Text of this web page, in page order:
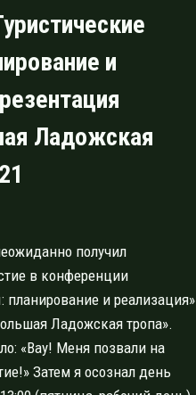
и
Ладожская
получил
в конференции
планирование и реализация»
Ладожская тропа».
«Вау! Меня позвали на
Затем я осознал день